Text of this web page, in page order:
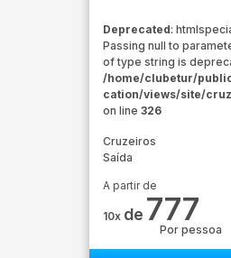
Deprecated:
Passing null to
of type string is
/home/clubetur/
cation/views/site/
on line 326
Cruzeiros
Saída
A partir de
10x de 777
Por pessoa